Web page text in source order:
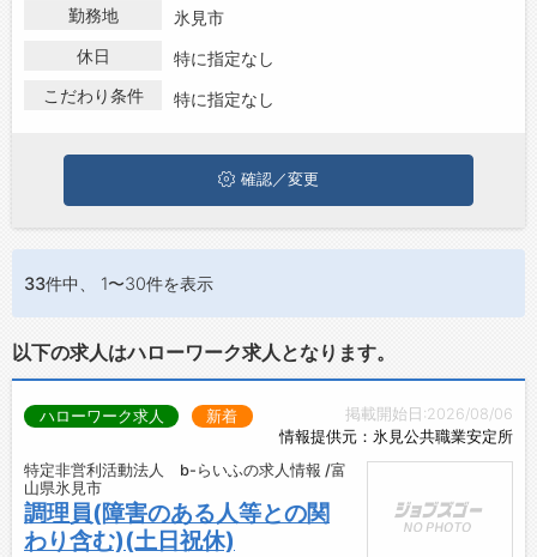
ジョブズゴーについて
お問い合わせ
の求人は8件、 派遣社員の求人
ハローワークにはない求人も多数扱っており、転職だけでなく、
第二新卒から50代・60代以上の方の再就職も可能です。 富山県
氷見市で調理･製菓･バーテンダーの求人・転職情報を探している
勤務地
氷見市
休日
特に指定なし
こだわり条件
特に指定なし
確認／変更
33件中、 1〜30件を表示
以下の求人はハローワーク求人となります。
掲載開始日:2026/08/06
情報提供元：氷見公共職業安定所
ハローワーク求人 新着
特定非営利活動法人 b-らいふの求人情報 /富
山県氷見市
調理員(障害のある人等との関
わり含む)(土日祝休)